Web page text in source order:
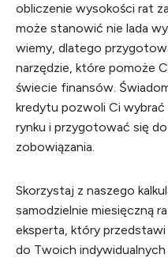
obliczenie wysokości rat
może stanowić nie lada
wiemy, dlatego
narzędzie, które pomoże
świecie finansów.
kredytu pozwoli Ci
rynku i przygotować się
zobowiązania.
Skorzystaj z naszego
samodzielnie miesięczną
eksperta, który
do Twoich